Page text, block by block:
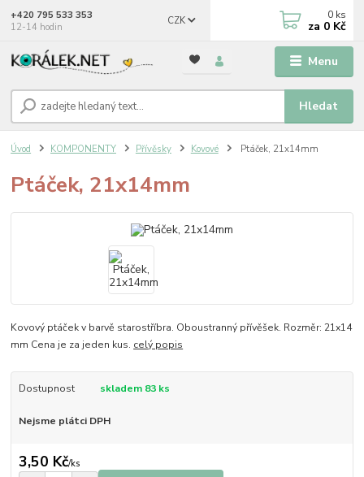
Menu
CZK
Hledat
+420 795 533 353
12-14 hodin
0 ks
za 0 Kč
Úvod KOMPONENTY Přívěsky Kovové Ptáček, 21x14mm
Ptáček, 21x14mm
Kovový ptáček v barvě starostříbra. Oboustranný přívěšek. Rozměr: 21x14
mm Cena je za jeden kus. celý popis
Dostupnost skladem 83 ks
Nejsme plátci DPH
3,50 Kč/ks